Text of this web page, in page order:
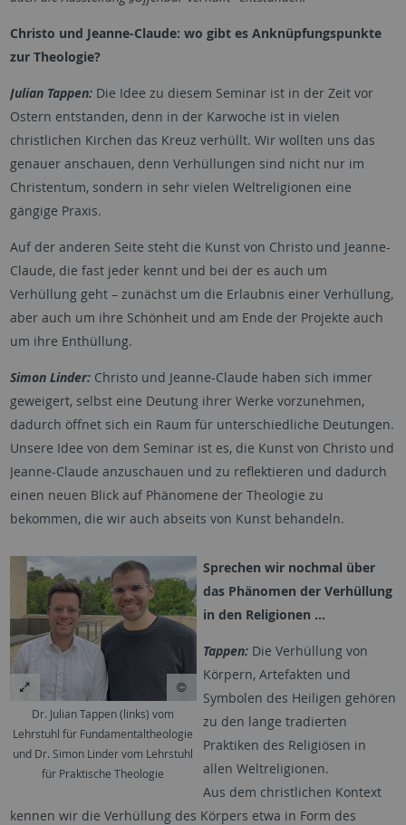
Christo und Jeanne-Claude: wo gibt es Anknüpfungspunkte
zur Theologie?
Julian Tappen:Die Idee zu diesem Seminar ist in der Zeit vor
Ostern entstanden, denn in der Karwoche ist in vielen
christlichen Kirchen das Kreuz verhüllt. Wir wollten uns das
genauer anschauen, denn Verhüllungen sind nicht nur im
Christentum, sondern in sehr vielen Weltreligionen eine
gängige Praxis.
Auf der anderen Seite steht die Kunst von Christo und Jeanne-
Claude, die fast jeder kennt und bei der es auch um
Verhüllung geht – zunächst um die Erlaubnis einer Verhüllung,
aber auch um ihre Schönheit und am Ende der Projekte auch
um ihre Enthüllung.
Simon Linder: Christo und Jeanne-Claude haben sich immer
geweigert, selbst eine Deutung ihrer Werke vorzunehmen,
dadurch öffnet sich ein Raum für unterschiedliche Deutungen.
Unsere Idee von dem Seminar ist es, die Kunst von Christo und
Jeanne-Claude anzuschauen und zu reflektieren und dadurch
einen neuen Blick auf Phänomene der Theologie zu
bekommen, die wir auch abseits von Kunst behandeln.
Dr. Julian Tappen (links) vom
Lehrstuhl für Fundamentaltheologie
und Dr. Simon Linder vom Lehrstuhl
für Praktische Theologie
Sprechen wir nochmal über
das Phänomen der Verhüllung
in den Religionen …
Tappen: Die Verhüllung von
Körpern, Artefakten und
Symbolen des Heiligen gehören
zu den lange tradierten
Praktiken des Religiösen in
allen Weltreligionen.
Aus dem christlichen Kontext
kennen wir die Verhüllung des Körpers etwa in Form des